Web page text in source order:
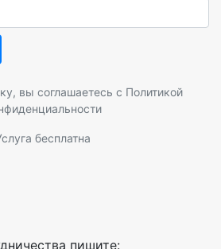
вы соглашаетесь с Политикой
бесплатна
пишите: